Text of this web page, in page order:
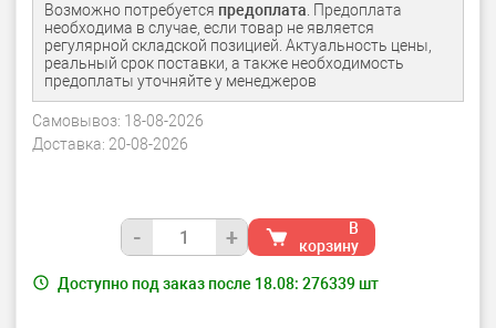
Возможно потребуется предоплата. Предоплата
необходима в случае, если товар не является
регулярной складской позицией. Актуальность цены,
реальный срок поставки, а также необходимость
предоплаты уточняйте у менеджеров
Самовывоз: 18-08-2026
Доставка: 20-08-2026
- +
В
корзину
Доступно под заказ после 18.08: 276339шт